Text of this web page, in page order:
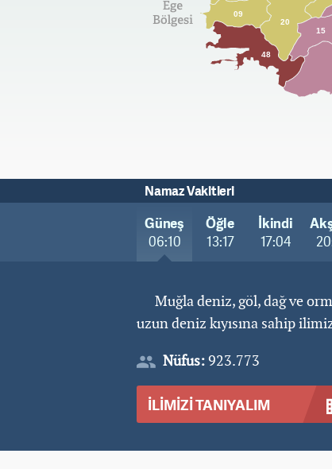
09
15
20
48
Namaz Vakitleri
Güneş
06:10
Öğle
13:17
İkindi
17:04
Muğla deniz, göl, dağ ve
uzun deniz kıyısına sahip
Nüfus: 923.773
İLİMİZİ TANIYALIM